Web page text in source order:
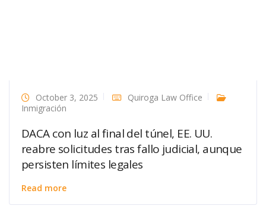
October 3, 2025
Quiroga Law Office
Inmigración
DACA con luz al final del túnel, EE. UU.
reabre solicitudes tras fallo judicial, aunque
persisten límites legales
Read more